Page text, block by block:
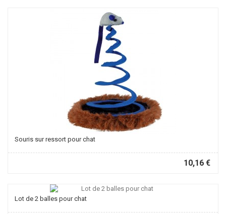
Souris sur ressort pour chat
10,16 €
Lot de 2 balles pour chat